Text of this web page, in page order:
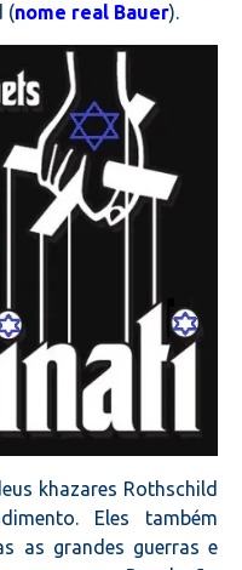
(nome real Bauer).
khazares Rothschild
Eles também
as grandes guerras e